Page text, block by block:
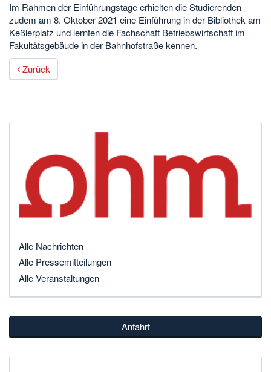
Im Rahmen der Einführungstage erhielten die Studierenden
zudem am 8. Oktober 2021 eine Einführung in der Bibliothek am
Keßlerplatz und lernten die Fachschaft Betriebswirtschaft im
Fakultätsgebäude in der Bahnhofstraße kennen.
Zurück
Alle Nachrichten
Alle Pressemitteilungen
Alle Veranstaltungen
Anfahrt